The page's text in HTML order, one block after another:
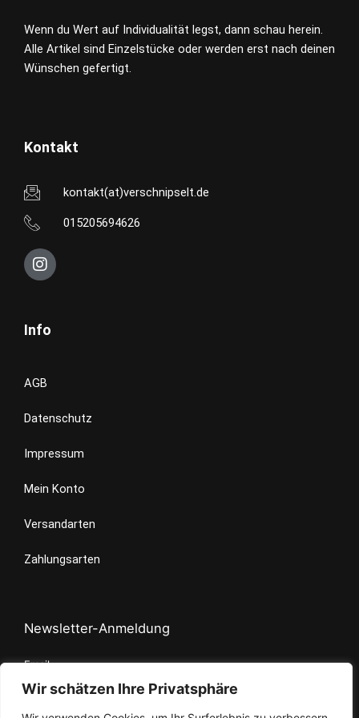
Wir schätzen Ihre Privatsphäre
Wenn du Wert auf Individualität legst, dann schau herein.
Alle Artikel sind Einzelstücke oder werden erst nach deinen
Wünschen gefertigt.
Kontakt
kontakt(at)verschnipselt.de
015205694626
I
n
a
g
m
Info
AGB
Datenschutz
Impressum
Mein Konto
Versandarten
Zahlungsarten
Newsletter-Anmeldung
Email